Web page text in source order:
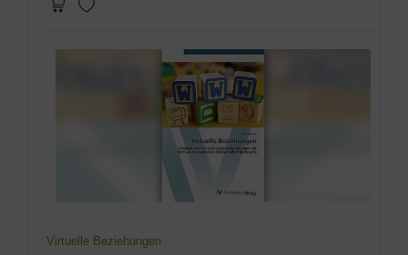
Virtuelle Beziehungen